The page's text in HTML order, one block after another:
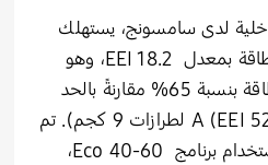
لدى سامسونج، يستهلك
هذا الطراز بسعة 9 كجم طاقة بمعدل EEI 18.2، وهو
أكثر كفاءة في استهلاك الطاقة بنسبة 65% مقارنةً بالحد
الأدنى لفئة كفاءة الطاقة (EEI 52) A لطرازات 9 كجم). تم
اختبار تصنيفات الطاقة باستخدام برنامج Eco 40-60،